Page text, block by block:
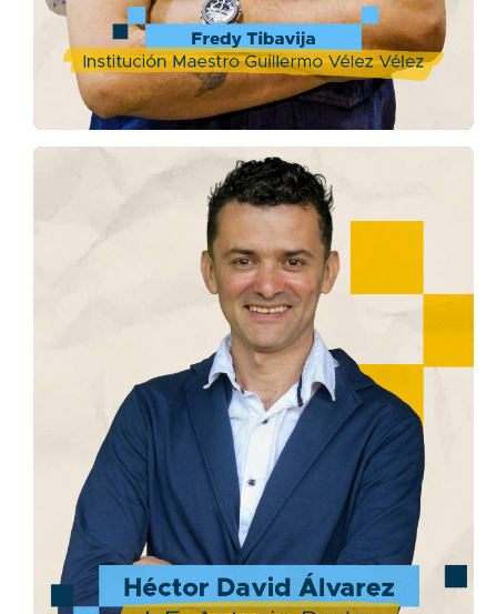
Héctor David Álvarez
I. E. Antonio Derka
“Me enseñó que perder también es ganar, me
inspiró a creer en mí y me ayudó de tantas
maneras que logré convertirme en personero
de mi institución educativa”
Conoce la historia